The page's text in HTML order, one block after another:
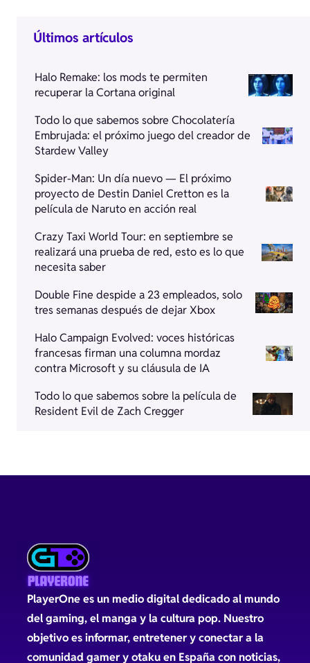
Últimos artículos
Halo Remake: los mods te permiten
recuperar la Cortana original
Todo lo que sabemos sobre Chocolatería
Embrujada: el próximo juego del creador de
Stardew Valley
Spider-Man: Un día nuevo — El próximo
proyecto de Destin Daniel Cretton es la
película de Naruto en acción real
Crazy Taxi World Tour: en septiembre se
realizará una prueba de red, esto es lo que
necesita saber
Double Fine despide a 23 empleados, solo
tres semanas después de dejar Xbox
Halo Campaign Evolved: voces históricas
francesas firman una columna mordaz
contra Microsoft y su cláusula de IA
Todo lo que sabemos sobre la película de
Resident Evil de Zach Cregger
PlayerOne es un medio digital dedicado al mundo
del gaming, el manga y la cultura pop. Nuestro
objetivo es informar, entretener y conectar a la
comunidad gamer y otaku en España con noticias,